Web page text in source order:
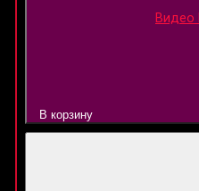
Видео
В корзину